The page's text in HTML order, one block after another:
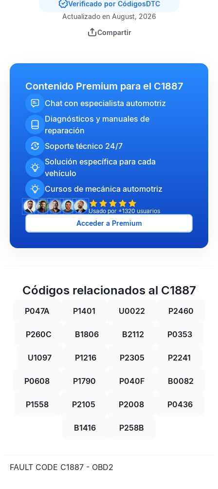
Verificado por CódigosDTC
Actualizado en August, 2026
Compartir
Contenido Premium para el C1887
Chat con especialista automotriz
Diagnósticos y manuales de
reparación
Soporte técnico 24/7
Solución específica para cada
vehículo
Cursos de mecánica automotriz
Usado por +1320 usuarios
Acceder a Premium
Códigos relacionados al C1887
P047A P1401 U0022 P2460
P260C B1806 B2112 P0353
U1097 P1216 P2305 P2241
P0608 P1790 P040F B0082
P1558 P2105 P2008 P0436
B1416 P258B
FAULT CODE C1887 - OBD2